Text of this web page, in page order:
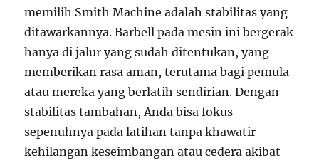
memilih Smith Machine adalah stabilitas yang
ditawarkannya. Barbell pada mesin ini bergerak
hanya di jalur yang sudah ditentukan, yang
memberikan rasa aman, terutama bagi pemula
atau mereka yang berlatih sendirian. Dengan
stabilitas tambahan, Anda bisa fokus
sepenuhnya pada latihan tanpa khawatir
kehilangan keseimbangan atau cedera akibat